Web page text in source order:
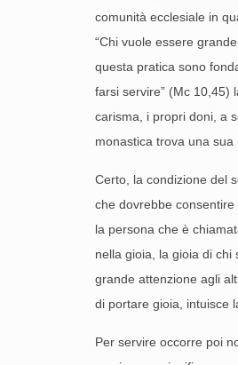
comunità ecclesiale in
“Chi vuole essere
questa pratica sono
farsi servire” (Mc 10,45)
carisma, i propri doni, a
monastica trova una sua
Certo, la condizione del
che dovrebbe
la persona che è
nella gioia, la gioia di
grande attenzione agli
di portare gioia, intuisce
Per servire occorre poi